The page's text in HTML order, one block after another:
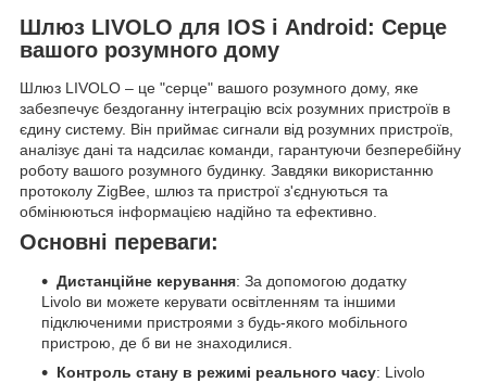
Шлюз LIVOLO для IOS і Android: Серце
вашого розумного дому
Шлюз LIVOLO – це "серце" вашого розумного дому, яке
забезпечує бездоганну інтеграцію всіх розумних пристроїв в
єдину систему. Він приймає сигнали від розумних пристроїв,
аналізує дані та надсилає команди, гарантуючи безперебійну
роботу вашого розумного будинку. Завдяки використанню
протоколу ZigBee, шлюз та пристрої з'єднуються та
обмінюються інформацією надійно та ефективно.
Основні переваги:
Дистанційне керування: За допомогою додатку
Livolo ви можете керувати освітленням та іншими
підключеними пристроями з будь-якого мобільного
пристрою, де б ви не знаходилися.
Контроль стану в режимі реального часу: Livolo